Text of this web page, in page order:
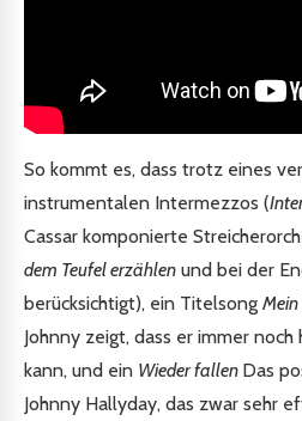
So kommt es, dass trotz eines
instrumentalen Intermezzos (
Cassar komponierte
dem Teufel erzählen und bei der
berücksichtigt), ein Titelsong Mein
Johnny zeigt, dass er immer
kann, und ein Wieder fallen Das
Johnny Hallyday, das zwar sehr